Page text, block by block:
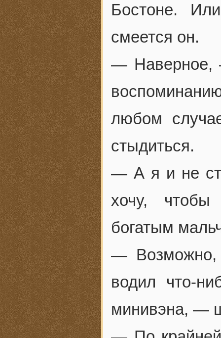
Бостоне.
смеется он.
— Наверное,
любом
стыдиться.
— А я и не
хочу,
богатым
—
водил что-
минивэна, —